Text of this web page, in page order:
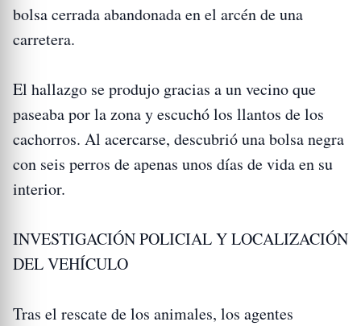
bolsa cerrada abandonada en el arcén de una
carretera.
El hallazgo se produjo gracias a un vecino que
paseaba por la zona y escuchó los llantos de los
cachorros. Al acercarse, descubrió una bolsa negra
con seis perros de apenas unos días de vida en su
interior.
INVESTIGACIÓN POLICIAL Y LOCALIZACIÓN
DEL VEHÍCULO
Tras el rescate de los animales, los agentes